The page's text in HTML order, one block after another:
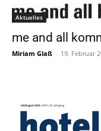
Aktuelles
me and all
Miriam Glaß - 19. Februar